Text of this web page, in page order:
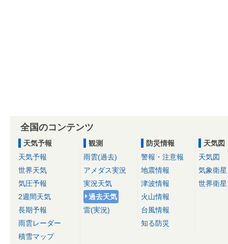
全国のコンテンツ
天気予報
天気予報
世界天気
気圧予報
2週間天気
長期予報
雨雲レーダー
積雪マップ
観測
雨雲(過去)
アメダス実況
実況天気
過去天気
雷(実況)
防災情報
警報・注意報
地震情報
津波情報
火山情報
台風情報
知る防災
天気図
天気図
気象衛星
世界衛星